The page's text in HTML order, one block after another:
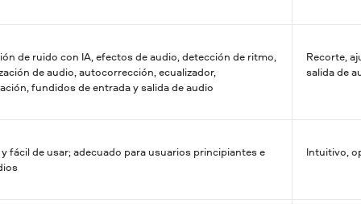
de ruido con IA, efectos de audio, detección de ritmo,
de audio, autocorrección, ecualizador,
fundidos de entrada y salida de audio
Recorte,
salida de
fácil de usar; adecuado para usuarios principiantes e
Intuitivo,